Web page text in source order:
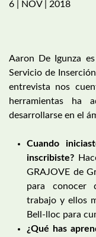
6 | NOV | 2018
Aaron De Igunza
Servicio de
entrevista nos
herramientas ha
desarrollarse en el
Cuando
inscribiste?
GRAJOVE de
para conocer
trabajo y ellos
Bell-lloc para
¿Qué has